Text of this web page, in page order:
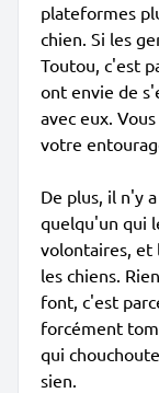
plateformes
chien. Si les
Toutou, c'est
ont envie de
avec eux.
votre
De plus, il n'y
quelqu'un qui
volontaires, et
les chiens.
font, c'est
forcément
qui
sien.